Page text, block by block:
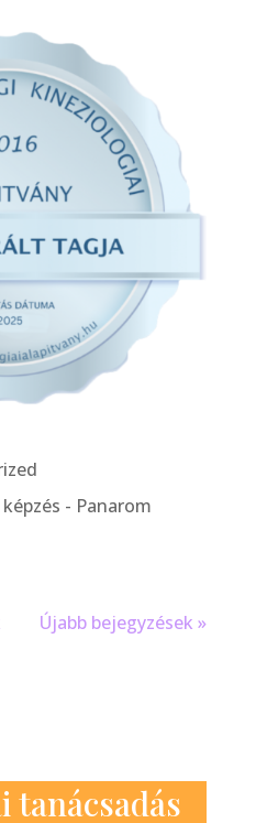
- Panarom
Újabb bejegyzések »
tanácsadás